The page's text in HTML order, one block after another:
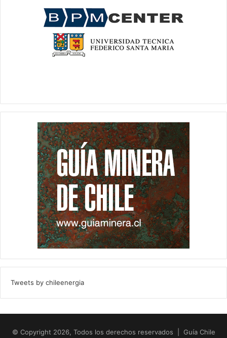
Tweets by chileenergia
© Copyright 2026, Todos los derechos reservados | Guía Chile